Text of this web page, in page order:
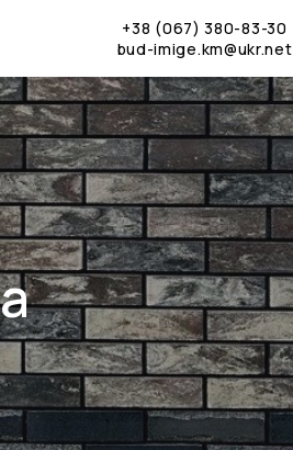
+38 (067) 380-83-30
bud-imige.km@ukr.net